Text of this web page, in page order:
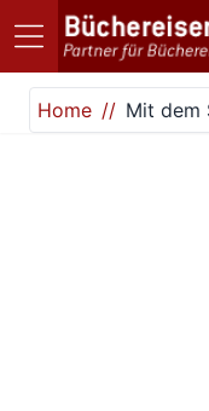
Direkt zum Inhalt
Home
Mit dem